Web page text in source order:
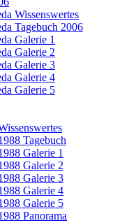
Wissenswertes
Tagebuch 2006
Galerie 1
Galerie 2
Galerie 3
Galerie 4
Galerie 5
Tagebuch
Galerie 1
Galerie 2
Galerie 3
Galerie 4
Galerie 5
Panorama